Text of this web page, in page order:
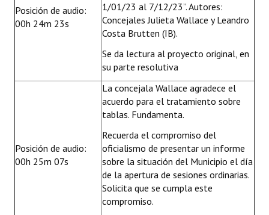
Posición de audio:
00h 24m 23s
1/01/23 al 7/12/23”. Autores:
Concejales Julieta Wallace y Leandro
Costa Brutten (IB).
Se da lectura al proyecto original, en
su parte resolutiva
Posición de audio:
00h 25m 07s
La concejala Wallace agradece el
acuerdo para el tratamiento sobre
tablas. Fundamenta.
Recuerda el compromiso del
oficialismo de presentar un informe
sobre la situación del Municipio el día
de la apertura de sesiones ordinarias.
Solicita que se cumpla este
compromiso.